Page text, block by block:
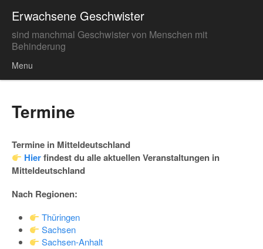
Erwachsene Geschwister
sind manchmal Geschwister von Menschen mit
Behinderung
Menu
Termine
Termine in Mitteldeutschland
Hierfindest du alle aktuellen Veranstaltungen in
Mitteldeutschland
Nach Regionen:
Thüringen
Sachsen
Sachsen-Anhalt